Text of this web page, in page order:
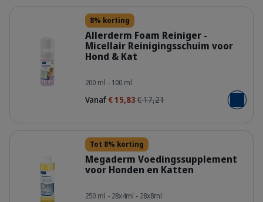
8% korting
Allerderm Foam Reiniger -
Micellair Reinigingsschuim voor
Hond & Kat
200 ml - 100 ml
Vanaf € 15,83€ 17,21 Voeg
Tot 8% korting
Megaderm Voedingssupplement
voor Honden en Katten
250 ml - 28x4ml - 28x8ml